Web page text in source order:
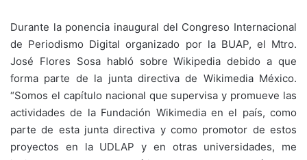
Durante la ponencia inaugural del Congreso Internacional
de Periodismo Digital organizado por la BUAP, el Mtro.
José Flores Sosa habló sobre Wikipedia debido a que
forma parte de la junta directiva de Wikimedia México.
“Somos el capítulo nacional que supervisa y promueve las
actividades de la Fundación Wikimedia en el país, como
parte de esta junta directiva y como promotor de estos
proyectos en la UDLAP y en otras universidades, me